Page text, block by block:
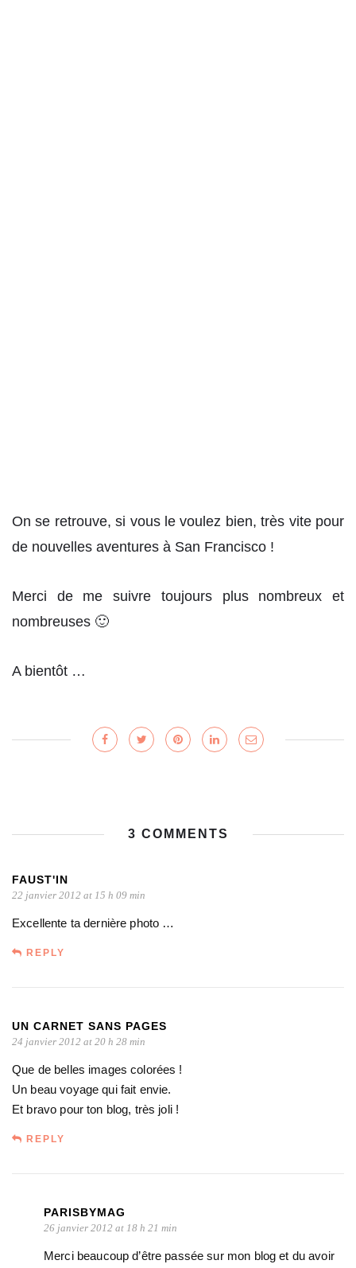
On se retrouve, si vous le voulez bien, très vite pour
de nouvelles aventures à San Francisco !
Merci de me suivre toujours plus nombreux et
nombreuses 🙂
A bientôt …
3 COMMENTS
FAUST'IN
22 janvier 2012 at 15 h 09 min
Excellente ta dernière photo …
REPLY
UN CARNET SANS PAGES
24 janvier 2012 at 20 h 28 min
Que de belles images colorées !
Un beau voyage qui fait envie.
Et bravo pour ton blog, très joli !
REPLY
PARISBYMAG
26 janvier 2012 at 18 h 21 min
Merci beaucoup d’être passée sur mon blog et du avoir